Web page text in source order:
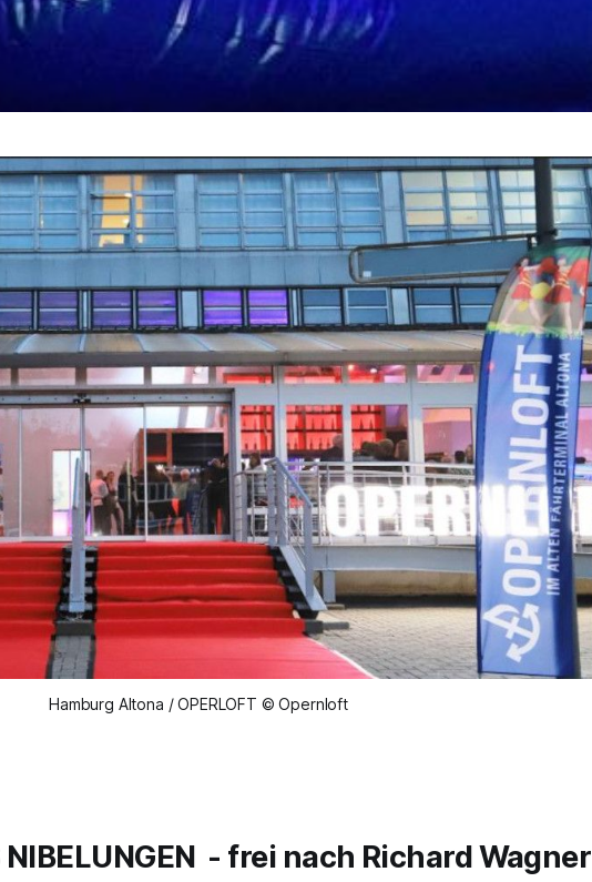
Hamburg Altona / OPERLOFT © Opernloft
NIBELUNGEN - frei nach Richard Wagner